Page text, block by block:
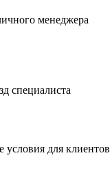
менеджера
специалиста
для клиентов